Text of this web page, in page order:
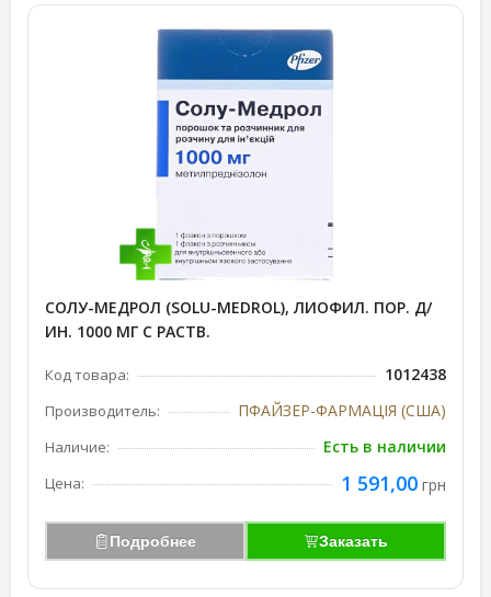
СОЛУ-МЕДРОЛ (SOLU-MEDROL), ЛИОФИЛ. ПОР. Д/
ИН. 1000 МГ С РАСТВ.
Код товара: 1012438
Производитель: ПФАЙЗЕР-ФАРМАЦІЯ (США)
Наличие: Есть в наличии
Цена: 1 591,00 грн
Подробнее Заказать